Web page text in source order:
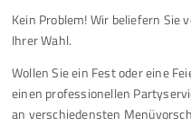
Kein Problem! Wir beliefern Sie
Ihrer Wahl.
Wollen Sie ein Fest oder eine
einen professionellen
an verschiedensten